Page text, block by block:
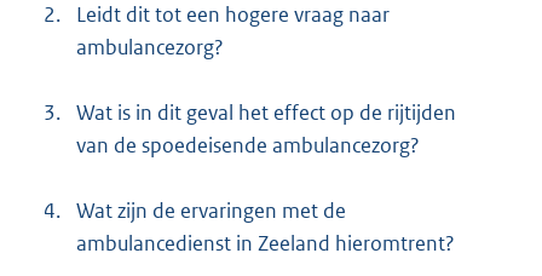
2.
Leidt dit tot een hogere vraag naar
ambulancezorg?
3. Wat is in dit geval het effect op de rijtijden
van de spoedeisende ambulancezorg?
4. Wat zijn de ervaringen met de
ambulancedienst in Zeeland hieromtrent?